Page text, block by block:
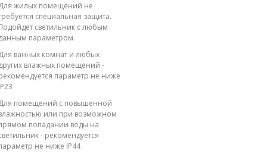
жилых помещений не
специальная защита.
светильник с любым
параметром.
ванных комнат и любых
влажных помещений -
параметр не ниже
помещений с повышенной
или при возможном
попадании воды на
- рекомендуется
не ниже IP44